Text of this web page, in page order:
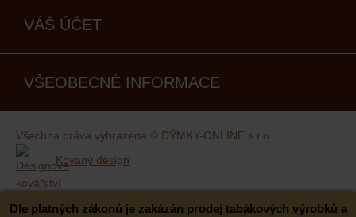
VÁŠ ÚČET
VŠEOBECNÉ INFORMACE
Všechna práva vyhrazena © DÝMKY-ONLINE s.r.o.
Kovaný design
Dle platných zákonů je zakázán prodej tabákových výrobků a